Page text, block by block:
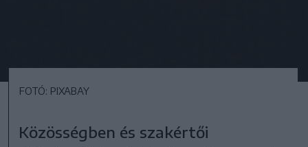
FOTÓ: PIXABAY
Közösségben és szakértői